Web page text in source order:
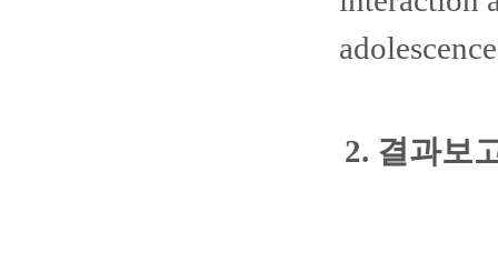
2. 결과보